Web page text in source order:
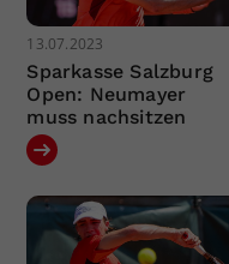
13.07.2023
Sparkasse Salzburg
Open: Neumayer
muss nachsitzen